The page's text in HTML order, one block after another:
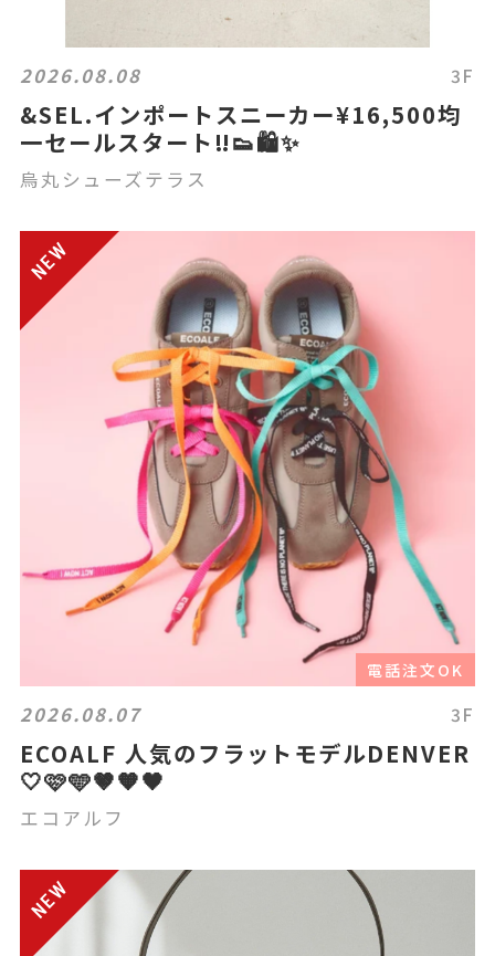
2026.08.08 3F
&SEL.インポートスニーカー¥16,500均
一セールスタート‼️👟🛍️✨
烏丸シューズテラス
電話注文OK
2026.08.07 3F
ECOALF 人気のフラットモデルDENVER
🤍🩷🩵🤎🧡🖤
エコアルフ